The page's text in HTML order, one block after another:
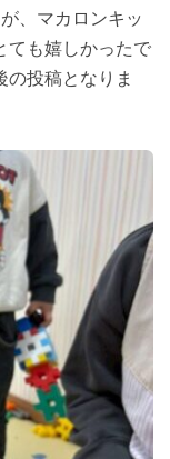
、マカロンキッ
ても嬉しかったで
投稿となりま